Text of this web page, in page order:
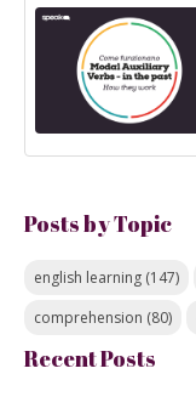
Posts by Topic
english learning (147)
comprehension (80)
Recent Posts